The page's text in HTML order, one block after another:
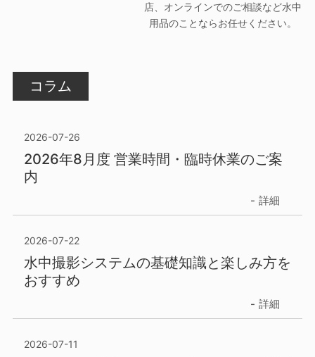
店、オンラインでのご相談など水中
用品のことならお任せください。
コラム
2026-07-26
2026年8月度 営業時間・臨時休業のご案
内
詳細
2026-07-22
水中撮影システムの基礎知識と楽しみ方を
おすすめ
詳細
2026-07-11